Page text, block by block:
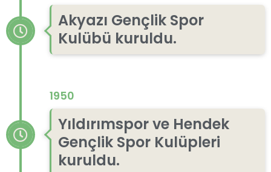
Akyazı Gençlik Spor
Kulübü kuruldu.
1950
Yıldırımspor ve Hendek
Gençlik Spor Kulüpleri
kuruldu.